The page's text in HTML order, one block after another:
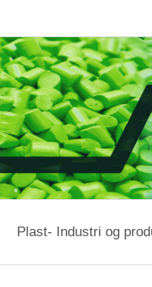
Plast- Industri og